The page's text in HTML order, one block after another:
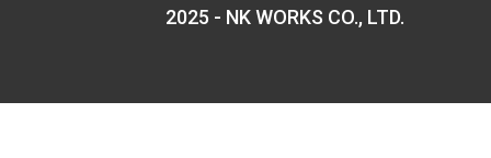
2025 - NK WORKS CO., LTD.